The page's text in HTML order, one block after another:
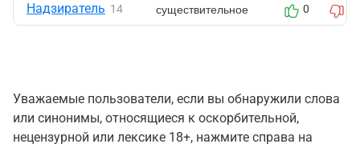
Надзиратель 14 существительное 0
Уважаемые пользователи, если вы обнаружили слова
или синонимы, относящиеся к оскорбительной,
нецензурной или лексике 18+, нажмите справа на